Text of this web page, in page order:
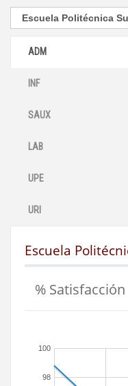
ADM
INF
SAUX
LAB
UPE
URI
Escuela
% Satisfacción
98
100